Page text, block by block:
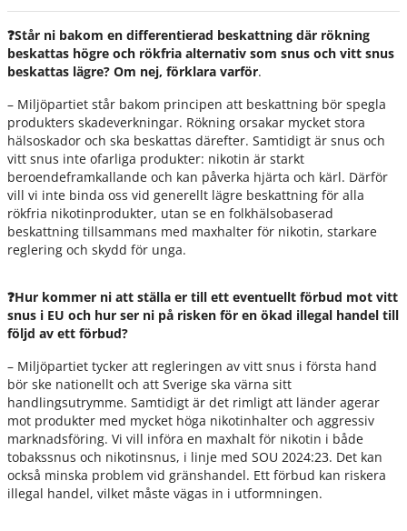
❓Står ni bakom en differentierad beskattning där rökning
beskattas högre och rökfria alternativ som snus och vitt snus
beskattas lägre? Om nej, förklara varför.
– Miljöpartiet står bakom principen att beskattning bör spegla
produkters skadeverkningar. Rökning orsakar mycket stora
hälsoskador och ska beskattas därefter. Samtidigt är snus och
vitt snus inte ofarliga produkter: nikotin är starkt
beroendeframkallande och kan påverka hjärta och kärl. Därför
vill vi inte binda oss vid generellt lägre beskattning för alla
rökfria nikotinprodukter, utan se en folkhälsobaserad
beskattning tillsammans med maxhalter för nikotin, starkare
reglering och skydd för unga.
❓Hur kommer ni att ställa er till ett eventuellt förbud mot vitt
snus i EU och hur ser ni på risken för en ökad illegal handel till
följd av ett förbud?
– Miljöpartiet tycker att regleringen av vitt snus i första hand
bör ske nationellt och att Sverige ska värna sitt
handlingsutrymme. Samtidigt är det rimligt att länder agerar
mot produkter med mycket höga nikotinhalter och aggressiv
marknadsföring. Vi vill införa en maxhalt för nikotin i både
tobakssnus och nikotinsnus, i linje med SOU 2024:23. Det kan
också minska problem vid gränshandel. Ett förbud kan riskera
illegal handel, vilket måste vägas in i utformningen.